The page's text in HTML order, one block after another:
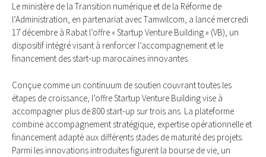
Le ministère de la Transition numérique et de la Réforme de
l’Administration, en partenariat avec Tamwilcom, a lancé mercredi
17 décembre à Rabat l’offre « Startup Venture Building » (VB), un
dispositif intégré visant à renforcer l’accompagnement et le
financement des start-up marocaines innovantes.
Conçue comme un continuum de soutien couvrant toutes les
étapes de croissance, l’offre Startup Venture Building vise à
accompagner plus de 800 start-up sur trois ans. La plateforme
combine accompagnement stratégique, expertise opérationnelle et
financement adapté aux différents stades de maturité des projets.
Parmi les innovations introduites figurent la bourse de vie, un